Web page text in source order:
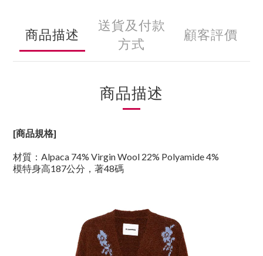
商品描述
送貨及付款
方式
顧客評價
商品描述
[商品規格]
材質 ：Alpaca 74% Virgin Wool 22% Polyamide 4%
模特身高187公分，著48碼